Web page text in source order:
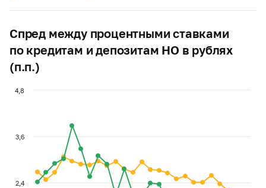
Спред между процентными ставками
по кредитам и депозитам НО в рублях
(п.п.)
2,4
3,6
4,8